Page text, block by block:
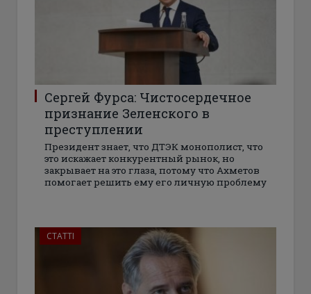
Сергей Фурса: Чистосердечное
признание Зеленского в
преступлении
Президент знает, что ДТЭК монополист, что
это искажает конкурентный рынок, но
закрывает на это глаза, потому что Ахметов
помогает решить ему его личную проблему
СТАТТІ